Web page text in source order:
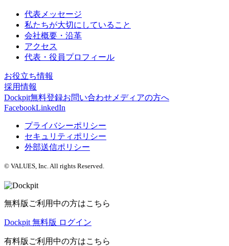
代表メッセージ
私たちが大切にしていること
会社概要・沿革
アクセス
代表・役員プロフィール
お役立ち情報
採用情報
Dockpit無料登録お問い合わせ メディアの方へ
FacebookLinkedIn
プライバシーポリシー
セキュリティポリシー
外部送信ポリシー
© VALUES, Inc. All rights Reserved.
無料版ご利用中の方はこちら
Dockpit 無料版 ログイン
有料版ご利用中の方はこちら